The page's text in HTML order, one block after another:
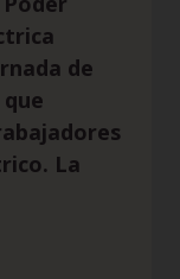
de
La